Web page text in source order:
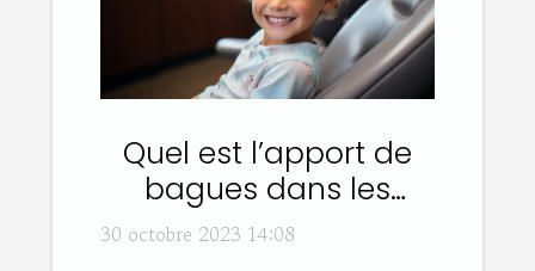
Quel est l’apport de
bagues dans les
traitements dentaires
30 octobre 2023 14:08